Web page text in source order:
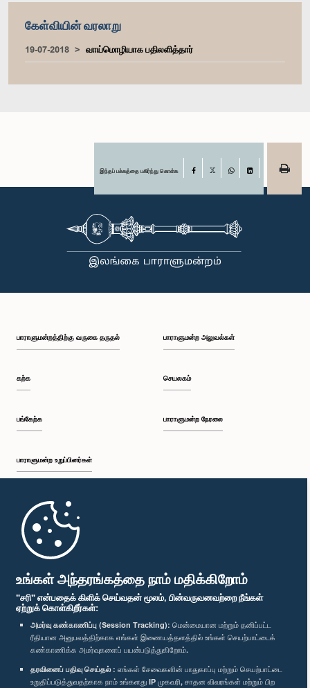
உங்கள் அந்தரங்கத்தை நாம் மதிக்கிறோம்
"சரி" என்பதைக் கிளிக் செய்வதன் மூலம், பின்வருவனவற்றை நீங்கள்
ஏற்றுக் கொள்கிறீர்கள்:
அமர்வு கண்காணிப்பு (Session Tracking): மென்மையான மற்றும் தனிப்பட்ட
ரீதியான அனுபவத்திற்காக எங்கள் இணையத்தளத்தில் உங்கள் செயற்பாட்டைக்
கண்காணிக்க அமர்வுகளைப் பயன்படுத்துகிறோம்.
தரவினைப் பதிவு செய்தல் : எங்கள் சேவைகளின் பாதுகாப்பு மற்றும் செயற்பாட்டை
உறுதிப்படுத்துவதற்காக நாம் உங்களது IP முகவரி, சாதன விவரங்கள் மற்றும் பிற
கேள்வியின் வரலாறு
19-07-2018 வாய்மொழியாக பதிலளித்தார்
இந்தப் பக்கத்தை பகிர்ந்து கொள்க Facebook
பாராளுமன்றத்திற்கு வருகை தருதல்
கற்க
பங்கேற்க
பாராளுமன்ற உறுப்பினர்கள்
முதற்பக்கம்
பாராளுமன்ற அலுவல்கள்
செயலகம்
பாராளுமன்ற நேரலை
பாராளுமன்ற கையடக்க செயலி
எம்மை பின்தொடர்க :
விருதுகள்